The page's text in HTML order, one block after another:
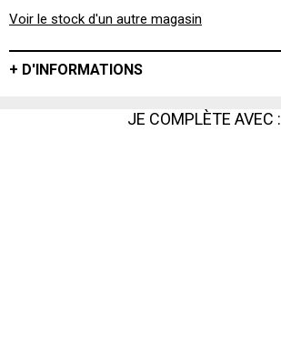
Voir le stock d'un autre magasin
+ D'INFORMATIONS
JE COMPLÈTE AVEC :